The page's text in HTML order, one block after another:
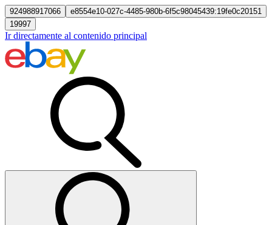
924988917066
e8554e10-027c-4485-980b-6f5c98045439:19fe0c20151
19997
Ir directamente al contenido principal